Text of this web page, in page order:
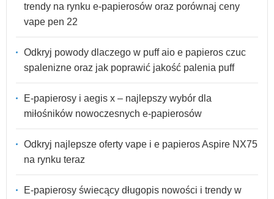
trendy na rynku e-papierosów oraz porównaj ceny
vape pen 22
Odkryj powody dlaczego w puff aio e papieros czuc
spalenizne oraz jak poprawić jakość palenia puff
E-papierosy i aegis x – najlepszy wybór dla
miłośników nowoczesnych e-papierosów
Odkryj najlepsze oferty vape i e papieros Aspire NX75
na rynku teraz
E-papierosy świecący długopis nowości i trendy w